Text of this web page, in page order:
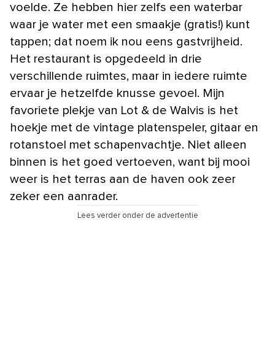
voelde. Ze hebben hier zelfs een waterbar
waar je water met een smaakje (gratis!) kunt
tappen; dat noem ik nou eens gastvrijheid.
Het restaurant is opgedeeld in drie
verschillende ruimtes, maar in iedere ruimte
ervaar je hetzelfde knusse gevoel. Mijn
favoriete plekje van Lot & de Walvis is het
hoekje met de vintage platenspeler, gitaar en
rotanstoel met schapenvachtje. Niet alleen
binnen is het goed vertoeven, want bij mooi
weer is het terras aan de haven ook zeer
zeker een aanrader.
Lees verder onder de advertentie